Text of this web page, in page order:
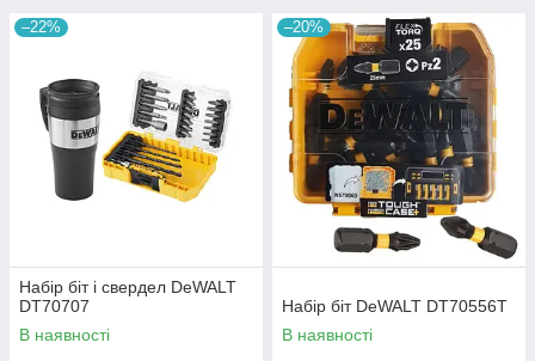
–22%
Набір біт і свердел DeWALT
DT70707
В наявності
–20%
Набір біт DeWALT DT70556T
В наявності